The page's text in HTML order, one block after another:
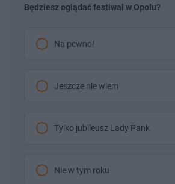
Będziesz oglądać festiwal w Opolu?
Na pewno!
Jeszcze nie wiem
Tylko jubileusz Lady Pank
Nie w tym roku